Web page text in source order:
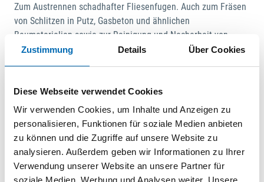
Zustimmung Details Über Cookies
Diese Webseite verwendet Cookies
Wir verwenden Cookies, um Inhalte und Anzeigen zu
personalisieren, Funktionen für soziale Medien anbieten
zu können und die Zugriffe auf unsere Website zu
analysieren. Außerdem geben wir Informationen zu Ihrer
Verwendung unserer Website an unsere Partner für
soziale Medien, Werbung und Analysen weiter. Unsere
Zum Austrennen schadhafter Fliesenfugen. Auch zum Fräsen
von Schlitzen in Putz, Gasbeton und ähnlichen
Baumaterialien sowie zur Reinigung und Nacharbeit von
Stabdecksfugen. Nicht für sehr harte Epoxid- oder
Zementfugen geeignet. Die wirtschaftliche Alternative zu
ca. 1,2 mm. Segmentiert, ideal zum Arbeiten in Ecken und an
Kanten ohne Überschnitt.
Dokumente
01 | Hauptkatalog 2019/21